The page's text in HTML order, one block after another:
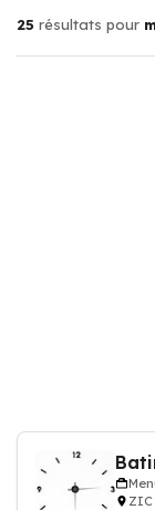
25 résultats pour
ZIC